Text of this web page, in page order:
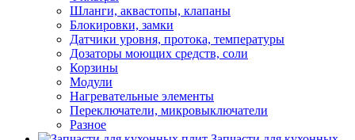
Шланги, аквастопы, клапаны
Блокировки, замки
Датчики уровня, протока, температуры
Дозаторы моющих средств, соли
Корзины
Модули
Нагревательные элементы
Переключатели, микровыключатели
Разное